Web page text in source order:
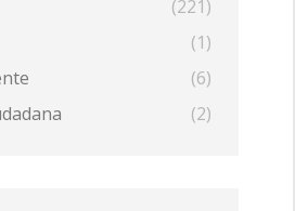
(221)
(1)
(6)
(2)